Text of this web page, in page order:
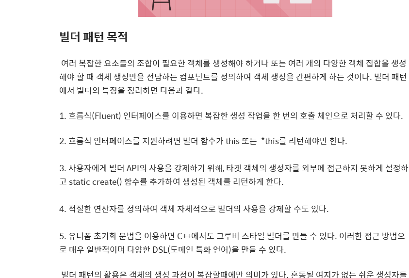
빌더 패턴 목적
여러 복잡한 요소들의 조합이 필요한 객체를 생성해야 하거나 또는 여러 개의 다양한 객체 집합을 생성
해야 할 때 객체 생성만을 전담하는 컴포넌트를 정의하여 객체 생성을 간편하게 하는 것이다. 빌더 패턴
에서 빌더의 특징을 정리하면 다음과 같다.
1. 흐름식(Fluent) 인터페이스를 이용하면 복잡한 생성 작업을 한 번의 호출 체인으로 처리할 수 있다.
2. 흐름식 인터페이스를 지원하려면 빌더 함수가 this 또는 *this를 리턴해야만 한다.
3. 사용자에게 빌더 API의 사용을 강제하기 위해, 타겟 객체의 생성자를 외부에 접근하지 못하게 설정하
고 static create() 함수를 추가하여 생성된 객체를 리턴하게 한다.
4. 적절한 연산자를 정의하여 객체 자체적으로 빌더의 사용을 강제할 수도 있다.
5. 유니폼 초기화 문법을 이용하면 C++에서도 그루비 스타일 빌더를 만들 수 있다. 이러한 접근 방법으
로 매우 일반적이며 다양한 DSL(도메인 특화 언어)을 만들 수 있다.
빌더 패턴의 활용은 객체의 생성 과정이 복잡할때에만 의미가 있다. 혼동될 여지가 없는 쉬운 생성자들